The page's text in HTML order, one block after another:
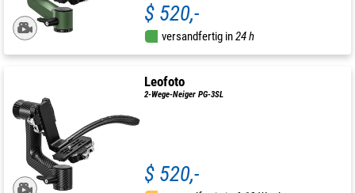
$ 520,-
versandfertig in24 h
Leofoto
2-Wege-Neiger PG-3SL
$ 520,-